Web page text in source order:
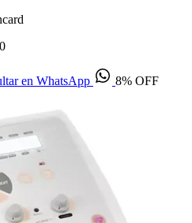
en WhatsApp 8% OFF